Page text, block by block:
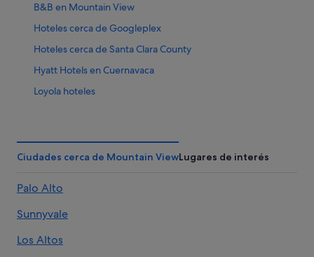
B&B en Mountain View
Hoteles cerca de Googleplex
Hoteles cerca de Santa Clara County
Hyatt Hotels en Cuernavaca
Loyola hoteles
Stanford hoteles
Los Altos hoteles
Apartamentos en Loyola
Old Mountain View hoteles
Ciudades cerca de Mountain ViewLugares de interés
Palo Alto
Sunnyvale
Los Altos